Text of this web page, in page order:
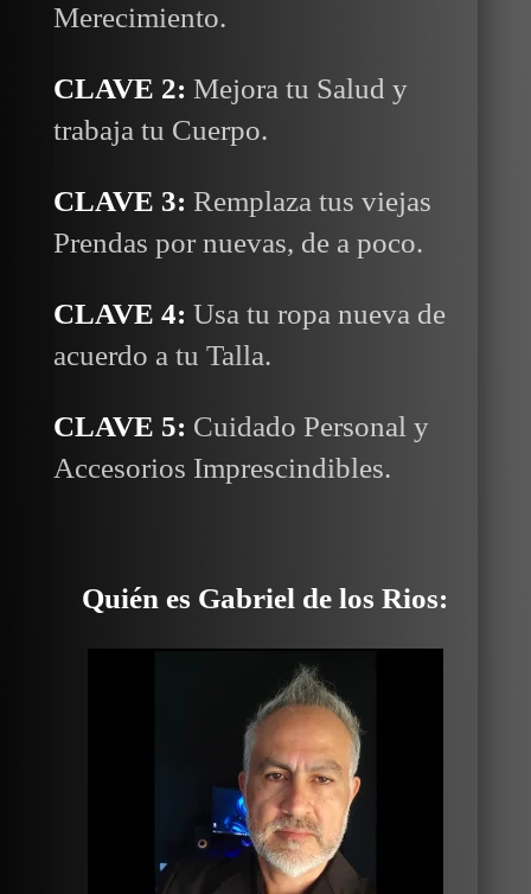
Merecimiento.
CLAVE 2: Mejora tu Salud y
trabaja tu Cuerpo.
CLAVE 3: Remplaza tus viejas
Prendas por nuevas, de a poco.
CLAVE 4: Usa tu ropa nueva de
acuerdo a tu Talla.
CLAVE 5: Cuidado Personal y
Accesorios Imprescindibles.
Quién es Gabriel de los Rios: